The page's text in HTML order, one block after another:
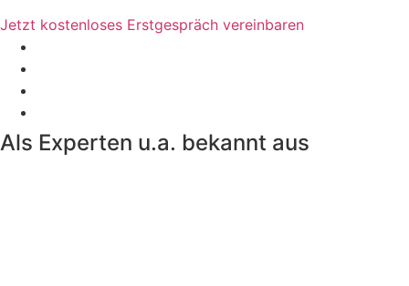
Jetzt kostenloses Erstgespräch vereinbaren
Als Experten u.a. bekannt aus